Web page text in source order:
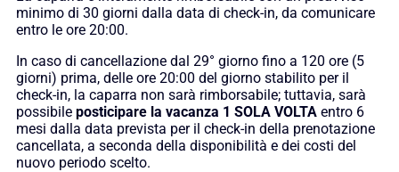
minimo di 30 giorni dalla data di check-in, da comunicare
entro le ore 20:00.
In caso di cancellazione dal 29° giorno fino a 120 ore (5
giorni) prima, delle ore 20:00 del giorno stabilito per il
check-in, la caparra non sarà rimborsabile; tuttavia, sarà
possibile posticipare la vacanza 1 SOLA VOLTA entro 6
mesi dalla data prevista per il check-in della prenotazione
cancellata, a seconda della disponibilità e dei costi del
nuovo periodo scelto.